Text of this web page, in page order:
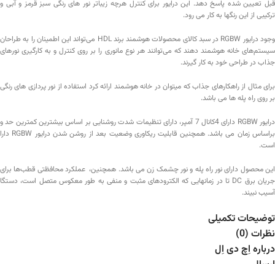
قبل تعیین شده پاسخ دهد. این درایور برای کنترل هرچه زیباتر نور های رنگی سبز قرمز و آبی و
ترکیبی از این رنگها به کار می رود.
وجود درایور RGBW در سبد کالای محصولات هوشمند برند HDL می‌‌تواند این اطمینان را به طراحان
سیستم‌های خانه هوشمند دهند که می‌توانند هر نوع مانوری را بر روی کنترل و به کارگیری نور‌های
جذاب در طراحی خود به کار گیرند.
برای مثال از راهکارهای جذاب که میتوان در خانه هوشمند ارائه کرد استفاده از نور پردازی های رنگی
بر روی راه پله ها می باشد.
درایور RGBW دارای 4کانال 7 آمپر، دارای تنظیمات شدت روشنایی بر اساس بیشترین کمترین حد و
براساس زمان می باشد. همچنین قابلیت ریکاوری وضعیت بعد از روشن شدن درایور RGBW دارا
است.
این محصول دارای نور راه پله و نور چشمک زن می باشد. همچنین، عملکرد محافظتی قطب‌ها برای
جریان برق DC تا در زمانهایی که الکترود‌های مثبت و منفی به طور معکوس متصل است، دستگا
آسیب نبیند.
توضیحات تکمیلی
نظرات (0)
درباره اِچ دی اِل